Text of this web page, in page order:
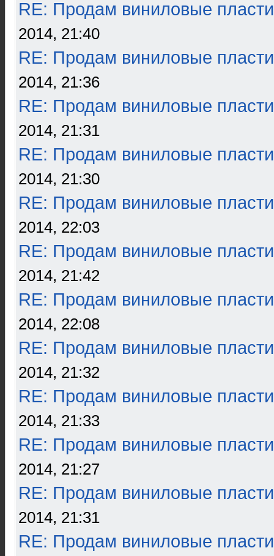
RE: Продам виниловые
2014, 21:40
RE: Продам виниловые
2014, 21:36
RE: Продам виниловые
2014, 21:31
RE: Продам виниловые
2014, 21:30
RE: Продам виниловые
2014, 22:03
RE: Продам виниловые
2014, 21:42
RE: Продам виниловые
2014, 22:08
RE: Продам виниловые
2014, 21:32
RE: Продам виниловые
2014, 21:33
RE: Продам виниловые
2014, 21:27
RE: Продам виниловые
2014, 21:31
RE: Продам виниловые